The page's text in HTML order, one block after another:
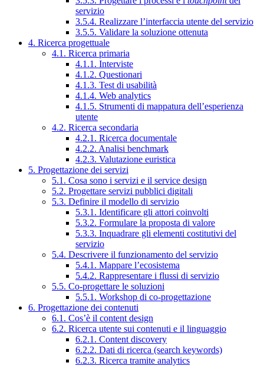
servizio
3.5.4. Realizzare l’interfaccia utente del servizio
3.5.5. Validare la soluzione ottenuta
4. Ricerca progettuale
4.1. Ricerca primaria
4.1.1. Interviste
4.1.2. Questionari
4.1.3. Test di usabilità
4.1.4. Web analytics
4.1.5. Strumenti di mappatura dell’esperienza
utente
4.2. Ricerca secondaria
4.2.1. Ricerca documentale
4.2.2. Analisi benchmark
4.2.3. Valutazione euristica
5. Progettazione dei servizi
5.1. Cosa sono i servizi e il service design
5.2. Progettare servizi pubblici digitali
5.3. Definire il modello di servizio
5.3.1. Identificare gli attori coinvolti
5.3.2. Formulare la proposta di valore
5.3.3. Inquadrare gli elementi costitutivi del
servizio
5.4. Descrivere il funzionamento del servizio
5.4.1. Mappare l’ecosistema
5.4.2. Rappresentare i flussi di servizio
5.5. Co-progettare le soluzioni
5.5.1. Workshop di co-progettazione
6. Progettazione dei contenuti
6.1. Cos’è il content design
6.2. Ricerca utente sui contenuti e il linguaggio
6.2.1. Content discovery
6.2.2. Dati di ricerca (search keywords)
6.2.3. Ricerca tramite analytics